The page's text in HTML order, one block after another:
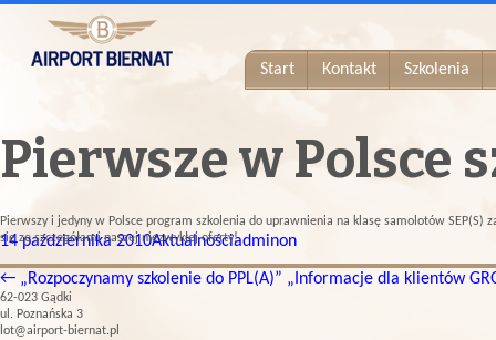
Start Kontakt Szkolenia
Pierwsze w Polsce
14 października 2010Aktualnościadminon
Pierwszy i jedyny w Polsce program szkolenia do uprawnienia na klasę samolotów
się ze szczegółami naszej niezwykłej oferty!
← „Rozpoczynamy szkolenie do PPL(A)” „Informacje dla klientów
62-023 Gądki
ul. Poznańska 3
lot@airport-biernat.pl